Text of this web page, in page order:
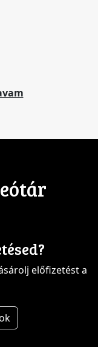
előfizetést a